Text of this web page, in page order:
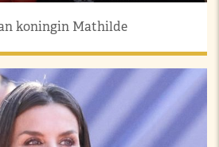
koningin Mathilde